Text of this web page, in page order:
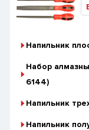
Напильник
Набор
6144)
Напильник
Напильник